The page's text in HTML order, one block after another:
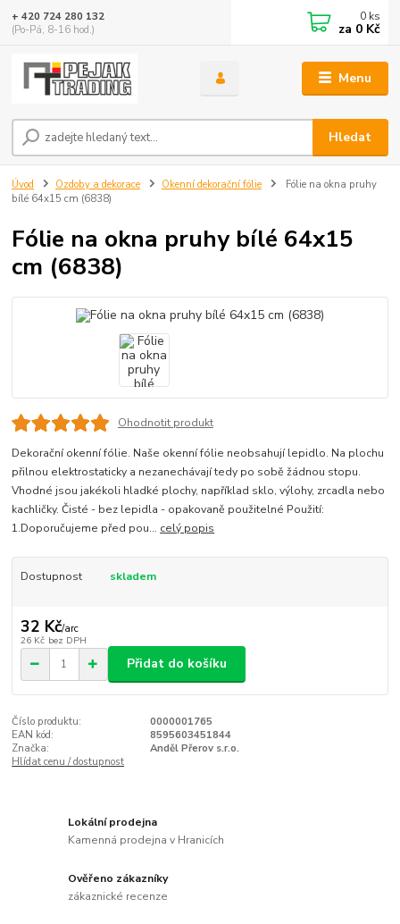
Menu
Hledat
+ 420 724 280 132
(Po-Pá, 8-16 hod.)
0 ks
za 0 Kč
Úvod Ozdoby a dekorace Okenní dekorační fólie
Fólie na okna pruhy
bílé 64x15 cm (6838)
Fólie na okna pruhy bílé 64x15
cm (6838)
Ohodnotit produkt
Dekorační okenní fólie. Naše okenní fólie neobsahují lepidlo. Na plochu
přilnou elektrostaticky a nezanechávají tedy po sobě žádnou stopu.
Vhodné jsou jakékoli hladké plochy, například sklo, výlohy, zrcadla nebo
kachličky. Čisté - bez lepidla - opakovaně použitelné Použití:
1.Doporučujeme před pou... celý popis
Dostupnost skladem
32 Kč/arc
26 Kč bez DPH
Přidat do košíku
Číslo produktu:
0000001765
EAN kód:
8595603451844
Značka:
Anděl Přerov s.r.o.
Hlídat cenu / dostupnost
Lokální prodejna
Kamenná prodejna v Hranicích
Ověřeno zákazníky
zákaznické recenze